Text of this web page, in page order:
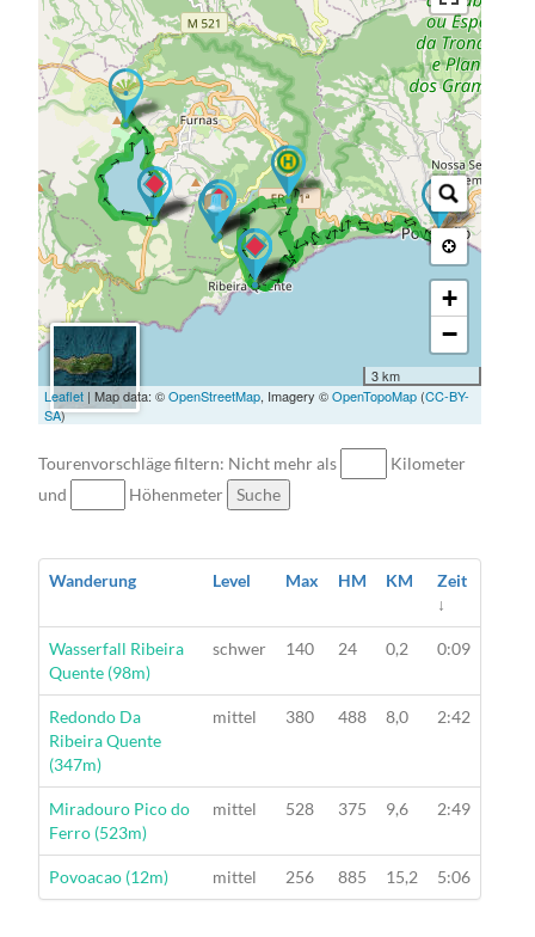
→ → → → → → → → → → →
→ → → → → → → → → → → → →
→ → → → → → → → → → → → → → → → → → → → →
+
−
3 km
Leaflet | Map data: ©OpenStreetMap, Imagery ©OpenTopoMap (CC-BY-
SA)
Tourenvorschläge filtern: Nicht mehr als
Kilometer
und
Höhenmeter Suche
Wanderung Level Max HM KM
Zeit
↓
Wanderung
Wasserfall Ribeira
Quente (98m)
schwer 140 24 0,2 0:09
Wanderung
Redondo Da
Ribeira Quente
(347m)
mittel 380 488 8,0 2:42
Wanderung
Miradouro Pico do
Ferro (523m)
mittel 528 375 9,6 2:49
Wanderung
Povoacao (12m) mittel 256 885 15,2 5:06